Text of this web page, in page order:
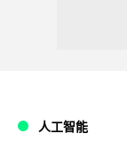
人工智能